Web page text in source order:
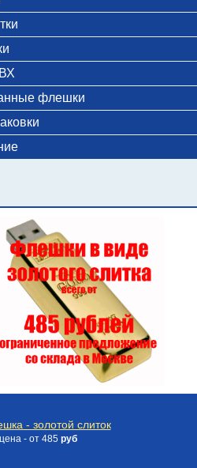
флешки
- золотой слиток
- от 485 руб